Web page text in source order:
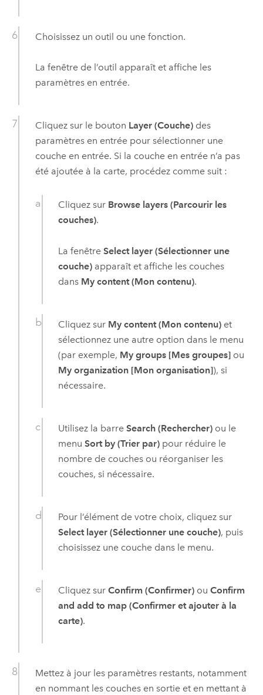
Choisissez un outil ou une fonction.
La fenêtre de l’outil apparaît et affiche les
paramètres en entrée.
Cliquez sur le bouton Layer (Couche)des
paramètres en entrée pour sélectionner une
couche en entrée. Si la couche en entrée n’a pas
été ajoutée à la carte, procédez comme suit :
Cliquez sur Browse layers (Parcourir les
couches).
La fenêtreSelect layer (Sélectionner une
couche) apparaît et affiche les couches
dans My content (Mon contenu).
Cliquez sur My content (Mon contenu) et
sélectionnez une autre option dans le menu
(par exemple, My groups [Mes groupes] ou
My organization [Mon organisation]), si
nécessaire.
Utilisez la barreSearch (Rechercher) ou le
menuSort by (Trier par) pour réduire le
nombre de couches ou réorganiser les
couches, si nécessaire.
Pour l’élément de votre choix, cliquez sur
Select layer (Sélectionner une couche), puis
choisissez une couche dans le menu.
Cliquez surConfirm (Confirmer) ouConfirm
and add to map (Confirmer et ajouter à la
carte).
Mettez à jour les paramètres restants, notamment
en nommant les couches en sortie et en mettant à